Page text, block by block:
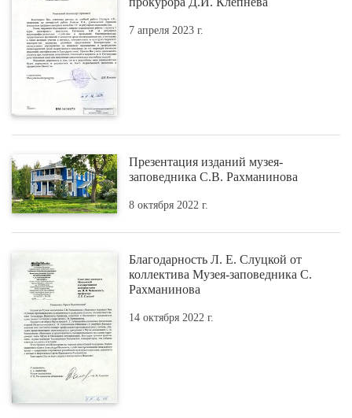
7 апреля 2023 г.
Презентация изданий музея-
заповедника С.В. Рахманинова
8 октября 2022 г.
Благодарность Л. Е. Слуцкой от
коллектива Музея-заповедника С.
Рахманинова
14 октября 2022 г.